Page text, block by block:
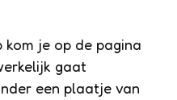
kom je op de pagina
gaat
een plaatje van